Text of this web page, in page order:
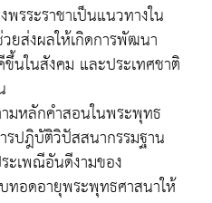
รระราชาเป็นแนวทางใน
ยส่งผลให้เกิดการพัฒนา
นในสังคม และประเทศชาติ
มหลักคำสอนในพระพุทธ
ปฎิบัติวิปัสสนากรรมฐาน
ะเพณีอันดีงามของ
อดอายุพระพุทธศาสนาให้